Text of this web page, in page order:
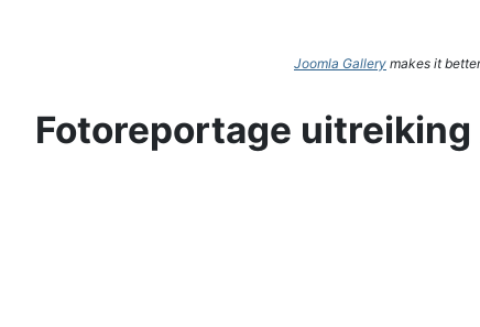
Joomla Gallery makes it
Fotoreportage